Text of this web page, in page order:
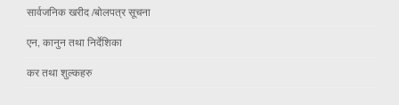
सार्वजनिक खरीद /बोलपत्र सूचना
एन, कानुन तथा निर्देशिका
कर तथा शुल्कहरु